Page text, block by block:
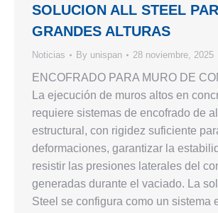
SOLUCION ALL STEEL
GRANDES ALTURAS
Noticias By unispan 28 noviembre, 2025
ENCOFRADO PARA MURO DE
La ejecución de muros altos en
requiere sistemas de encofrado de
estructural, con rigidez suficiente
deformaciones, garantizar la
resistir las presiones laterales del
generadas durante el vaciado. La
Steel se configura como un sistema